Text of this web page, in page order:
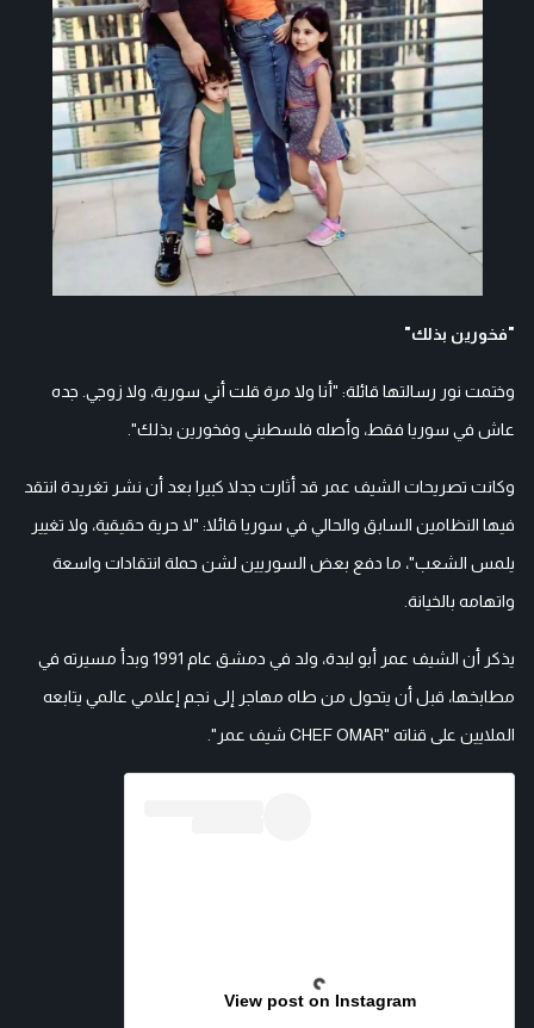
"فخورين بذلك"
وختمت نور رسالتها قائلة: "أنا ولا مرة قلت أني سورية، ولا زوجي. جده
عاش في سوريا فقط، وأصله فلسطيني وفخورين بذلك".
وكانت تصريحات الشيف عمر قد أثارت جدلا كبيرا بعد أن نشر تغريدة انتقد
فيها النظامين السابق والحالي في سوريا قائلا: "لا حرية حقيقية، ولا تغيير
يلمس الشعب"، ما دفع بعض السوريين لشن حملة انتقادات واسعة
واتهامه بالخيانة.
يذكر أن الشيف عمر أبو لبدة، ولد في دمشق عام 1991 وبدأ مسيرته في
مطابخها، قبل أن يتحول من طاه مهاجر إلى نجم إعلامي عالمي يتابعه
الملايين على قناته "CHEF OMAR شيف عمر".
View post on Instagram